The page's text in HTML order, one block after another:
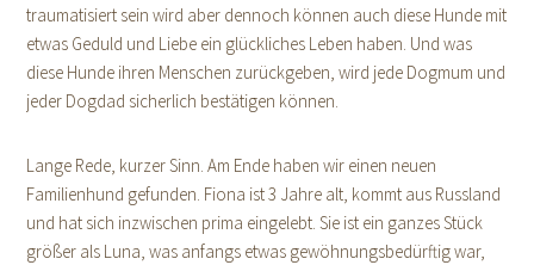
traumatisiert sein wird aber dennoch können auch diese Hunde mit
etwas Geduld und Liebe ein glückliches Leben haben. Und was
diese Hunde ihren Menschen zurückgeben, wird jede Dogmum und
jeder Dogdad sicherlich bestätigen können.
Lange Rede, kurzer Sinn. Am Ende haben wir einen neuen
Familienhund gefunden. Fiona ist 3 Jahre alt, kommt aus Russland
und hat sich inzwischen prima eingelebt. Sie ist ein ganzes Stück
größer als Luna, was anfangs etwas gewöhnungsbedürftig war,